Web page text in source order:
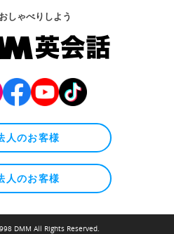
しゃべりしよう
人のお客様
人のお客様
DMM All Rights Reserved.